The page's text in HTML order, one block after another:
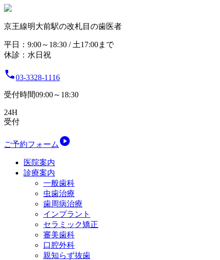
京王線明大前駅の改札目の歯医者
平日：9:00～18:30 / 土17:00まで
休診：水日祝
03-3328-1116
受付時間09:00～18:30
24H
受付
ご予約フォーム 
医院案内
診療案内
一般歯科
虫歯治療
歯周病治療
インプラント
セラミック矯正
審美歯科
口腔外科
親知らず抜歯